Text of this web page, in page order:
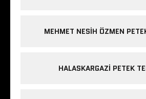
MEHMET NESIH ÖZMEN
HALASKARGAZI PETEK